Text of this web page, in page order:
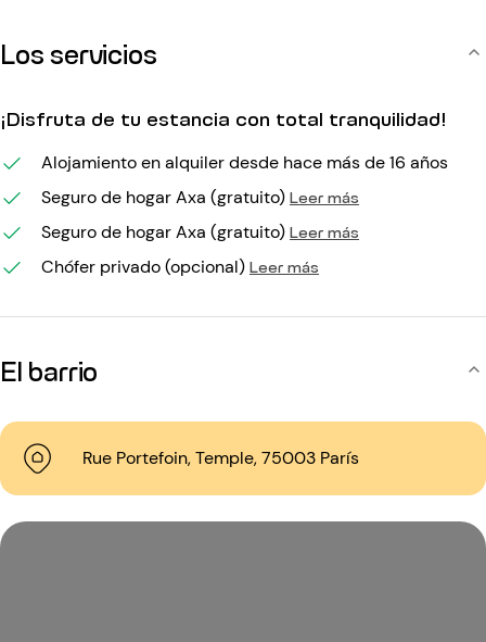
Los servicios
¡Disfruta de tu estancia con total tranquilidad!
Alojamiento en alquiler desde hace más de 16 años
Seguro de hogar Axa (gratuito) Leer más
Seguro de hogar Axa (gratuito) Leer más
Chófer privado (opcional) Leer más
El barrio
Rue Portefoin, Temple, 75003 París